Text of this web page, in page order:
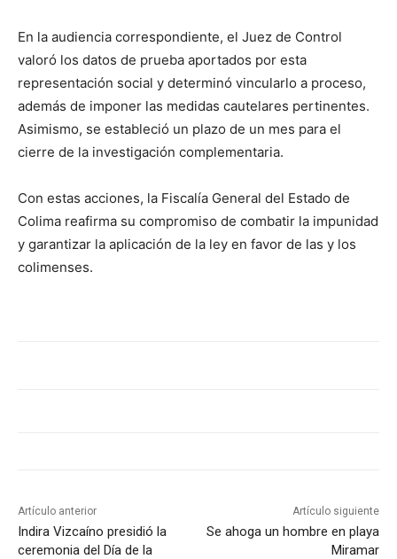
En la audiencia correspondiente, el Juez de Control
valoró los datos de prueba aportados por esta
representación social y determinó vincularlo a proceso,
además de imponer las medidas cautelares pertinentes.
Asimismo, se estableció un plazo de un mes para el
cierre de la investigación complementaria.
Con estas acciones, la Fiscalía General del Estado de
Colima reafirma su compromiso de combatir la impunidad
y garantizar la aplicación de la ley en favor de las y los
colimenses.
Artículo anterior
Indira Vizcaíno presidió la
ceremonia del Día de la
Artículo siguiente
Se ahoga un hombre en playa
Miramar